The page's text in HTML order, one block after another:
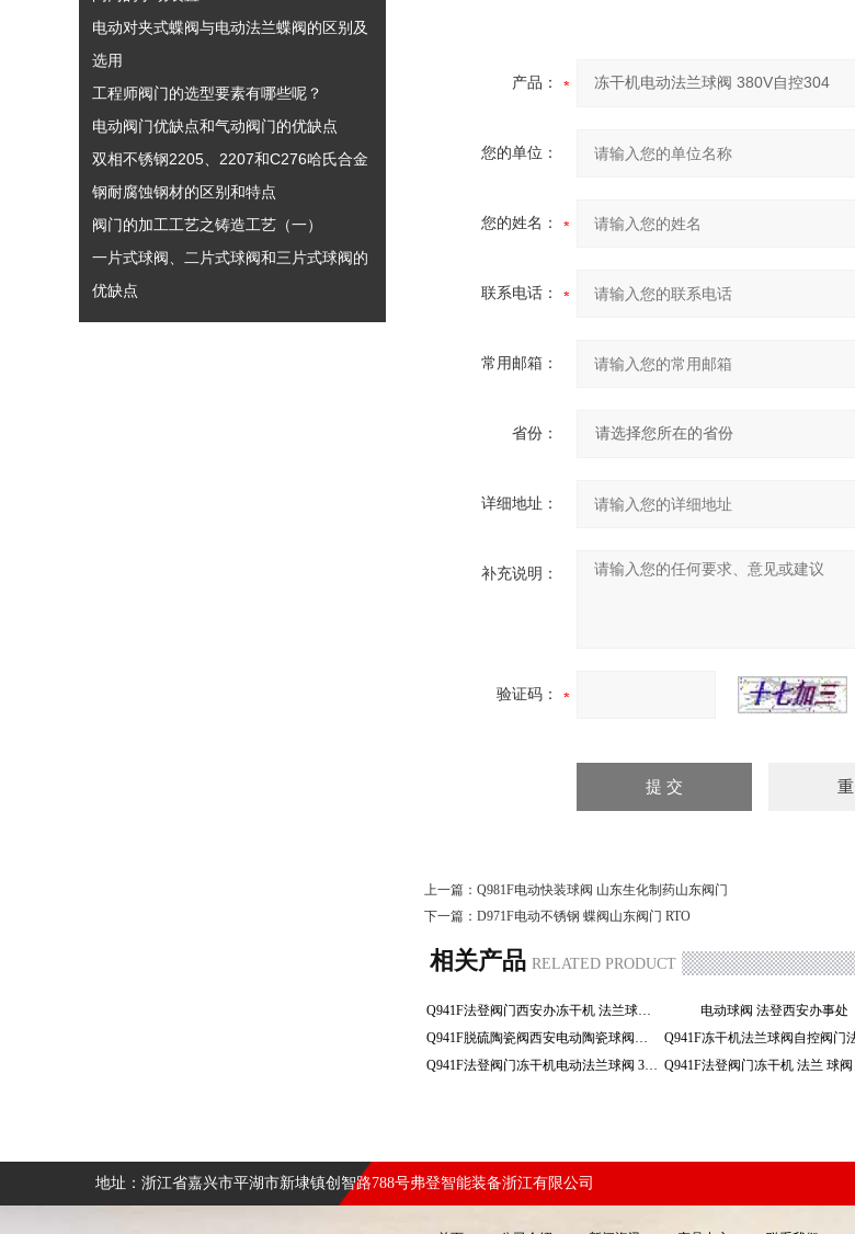
电动对夹式蝶阀与电动法兰蝶阀的区别及
选用
工程师阀门的选型要素有哪些呢？
电动阀门优缺点和气动阀门的优缺点
双相不锈钢2205、2207和C276哈氏合金
钢耐腐蚀钢材的区别和特点
阀门的加工工艺之铸造工艺（一）
一片式球阀、二片式球阀和三片式球阀的
优缺点
产品：
您的单位：
您的姓名：
联系电话：
常用邮箱：
省份：
详细地址：
补充说明：
验证码：
上一篇： Q981F电动快装球阀 山东生化制药山东阀门
下一篇： D971F电动不锈钢 蝶阀山东阀门 RTO
相关产品 RELATED PRODUCT
Q941F法登阀门西安办冻干机 法兰球阀自控球阀 电动球阀 法登西安办事处
Q941F脱硫陶瓷阀西安电动陶瓷球阀法登陕西办
Q941F法登阀门冻干机电动法兰球阀 380V自控304
地址：浙江省嘉兴市平湖市新埭镇创智路788号弗登智能装备浙江有限公司